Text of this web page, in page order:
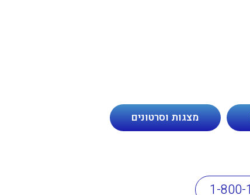
מצגות וסרטונים